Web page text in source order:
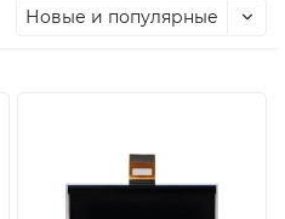
Новые и популярные